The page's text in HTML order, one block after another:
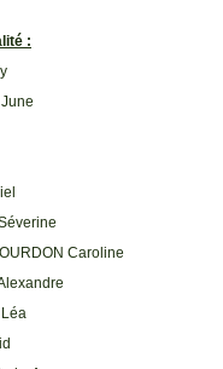
:
Julien
Thierry
Daniel
Caroline